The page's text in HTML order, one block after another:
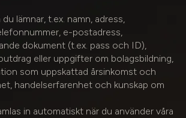
lämnar, t.ex. namn, adress,
e-postadress,
dokument (t.ex. pass och ID),
eller uppgifter om bolagsbildning,
som uppskattad årsinkomst och
handelserfarenhet och kunskap om
in automatiskt när du använder våra